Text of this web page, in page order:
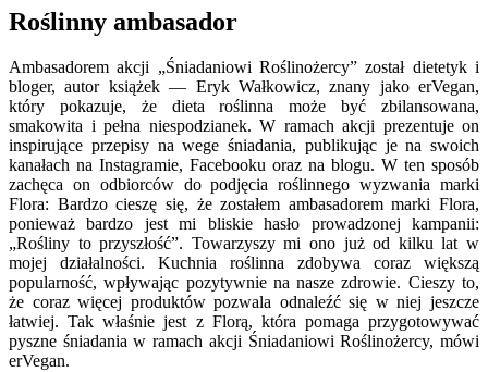
Roślinny ambasador
Ambasadorem akcji „Śniadaniowi Roślinożercy” został dietetyk i
bloger, autor książek — Eryk Wałkowicz, znany jako erVegan,
który pokazuje, że dieta roślinna może być zbilansowana,
smakowita i pełna niespodzianek. W ramach akcji prezentuje on
inspirujące przepisy na wege śniadania, publikując je na swoich
kanałach na Instagramie, Facebooku oraz na blogu. W ten sposób
zachęca on odbiorców do podjęcia roślinnego wyzwania marki
Flora: Bardzo cieszę się, że zostałem ambasadorem marki Flora,
ponieważ bardzo jest mi bliskie hasło prowadzonej kampanii:
„Rośliny to przyszłość”. Towarzyszy mi ono już od kilku lat w
mojej działalności. Kuchnia roślinna zdobywa coraz większą
popularność, wpływając pozytywnie na nasze zdrowie. Cieszy to,
że coraz więcej produktów pozwala odnaleźć się w niej jeszcze
łatwiej. Tak właśnie jest z Florą, która pomaga przygotowywać
pyszne śniadania w ramach akcji Śniadaniowi Roślinożercy, mówi
erVegan.